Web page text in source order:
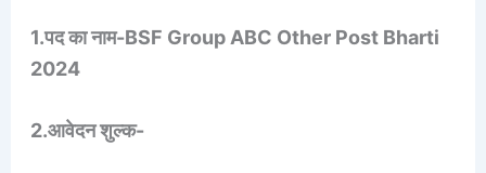
1.पद का नाम-BSF Group ABC Other Post Bharti
2024
2.आवेदन शुल्क-